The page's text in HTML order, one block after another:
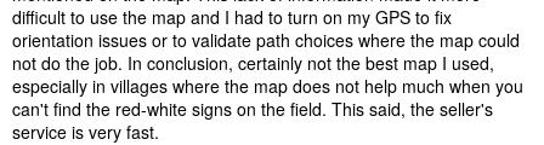
difficult to use the map and I had to turn on my GPS to fix
orientation issues or to validate path choices where the map could
not do the job. In conclusion, certainly not the best map I used,
especially in villages where the map does not help much when you
can't find the red-white signs on the field. This said, the seller's
service is very fast.